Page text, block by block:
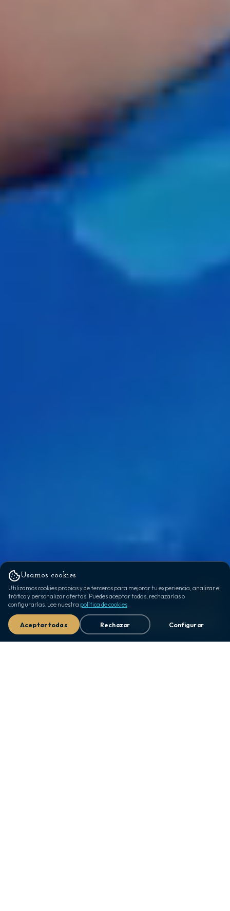
Usamos cookies
Utilizamos cookies propias y de terceros para mejorar tu experiencia, analizar el
tráfico y personalizar ofertas. Puedes aceptar todas, rechazarlas o
configurarlas. Lee nuestra política de cookies.
Aceptar todas Rechazar Configurar